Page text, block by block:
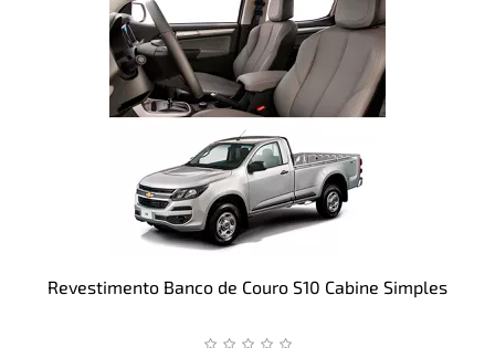
Revestimento Banco de Couro S10 Cabine Simples